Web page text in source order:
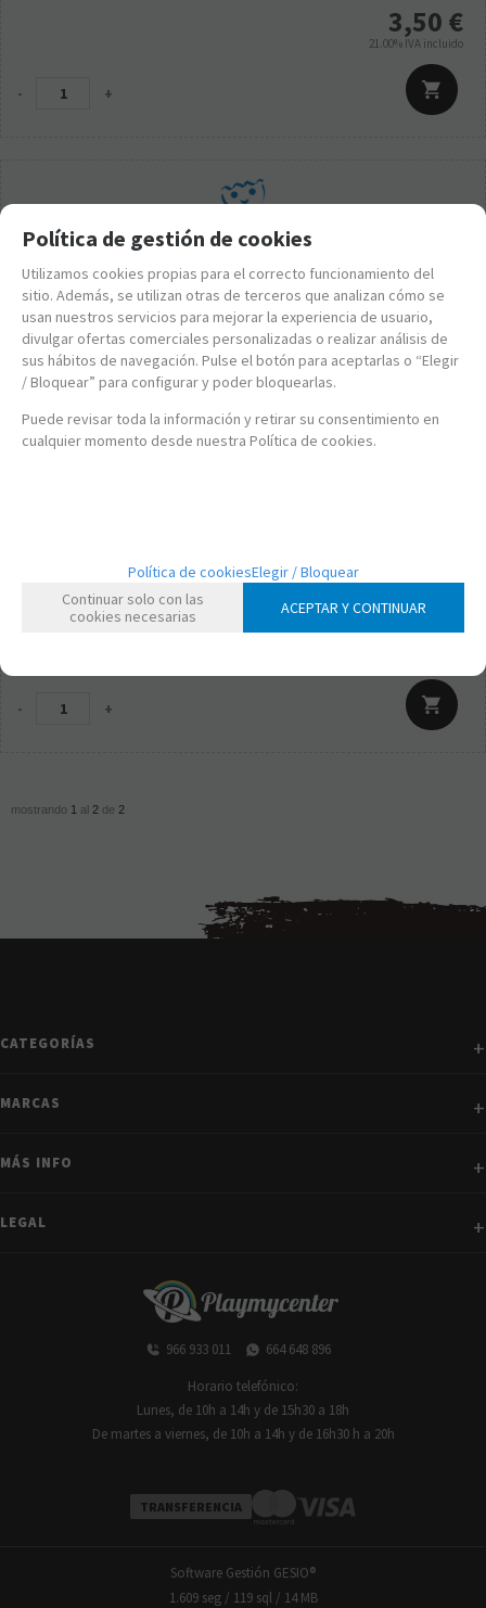
3,50 €
21.00% IVA incluido
- +
PLAYMOBIL 5285-7 SOBRE SORPRESA SERIE 4 NIÑAS
ENFERMERA
3,50€
- +
mostrando 1 al 2 de 2
CATEGORÍAS
MARCAS
MÁS INFO
LEGAL
966 933 011 664 648 896
Horario telefónico:
Lunes, de 10h a 14h y de 15h30 a 18h
De martes a viernes, de 10h a 14h y de 16h30 h a 20h
TRANSFERENCIA
Software Gestión GESIO®
1.609 seg / 119 sql/ 14 MB
Política de gestión de cookies
Utilizamos cookies propias para el correcto funcionamiento del
sitio. Además, se utilizan otras de terceros que analizan cómo se
usan nuestros servicios para mejorar la experiencia de usuario,
divulgar ofertas comerciales personalizadas o realizar análisis de
sus hábitos de navegación. Pulse el botón para aceptarlas o “Elegir
/ Bloquear” para configurar y poder bloquearlas.
Puede revisar toda la información y retirar su consentimiento en
cualquier momento desde nuestra Política de cookies.
Política de cookiesElegir / Bloquear
Continuar solo con las
cookies necesarias
ACEPTAR Y CONTINUAR